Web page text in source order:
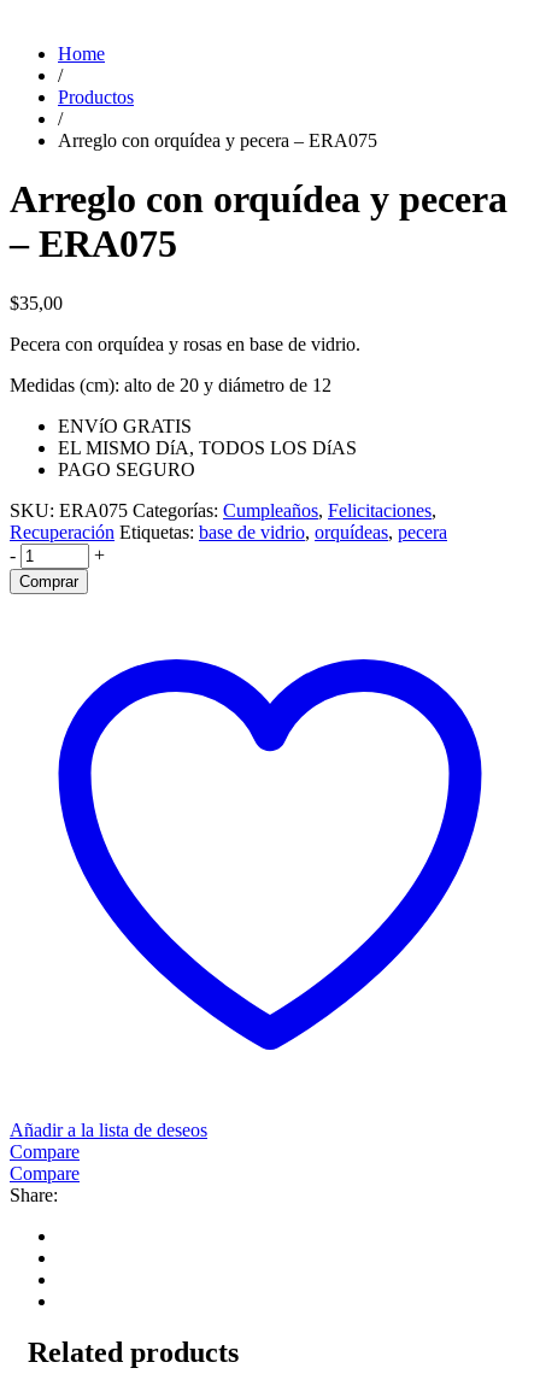
Home
/
Productos
/
Arreglo con orquídea y pecera – ERA075
Arreglo con orquídea y pecera
– ERA075
$35,00
Pecera con orquídea y rosas en base de vidrio.
Medidas (cm): alto de 20 y diámetro de 12
ENVíO GRATIS
EL MISMO DíA, TODOS LOS DíAS
PAGO SEGURO
SKU: ERA075 Categorías: Cumpleaños, Felicitaciones,
Recuperación Etiquetas: base de vidrio, orquídeas, pecera
-
+
Comprar
Añadir a la lista de deseos
Compare
Compare
Share:
Related products